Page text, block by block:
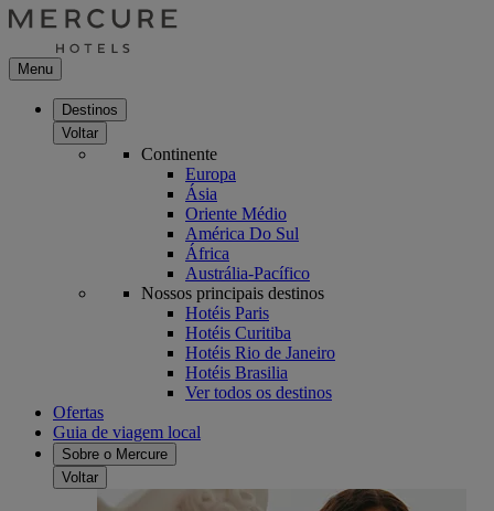
Menu
Destinos
Voltar
Continente
Europa
Ásia
Oriente Médio
América Do Sul
África
Austrália-Pacífico
Nossos principais destinos
Hotéis Paris
Hotéis Curitiba
Hotéis Rio de Janeiro
Hotéis Brasilia
Ver todos os destinos
Ofertas
Guia de viagem local
Sobre o Mercure
Voltar